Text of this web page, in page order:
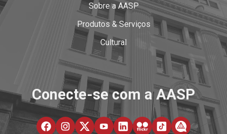
Sobre a AASP
Produtos & Serviços
Cultural
Conecte-se com a AASP